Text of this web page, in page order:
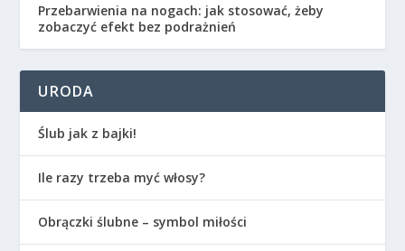
Przebarwienia na nogach: jak stosować, żeby
zobaczyć efekt bez podrażnień
URODA
Ślub jak z bajki!
Ile razy trzeba myć włosy?
Obrączki ślubne – symbol miłości